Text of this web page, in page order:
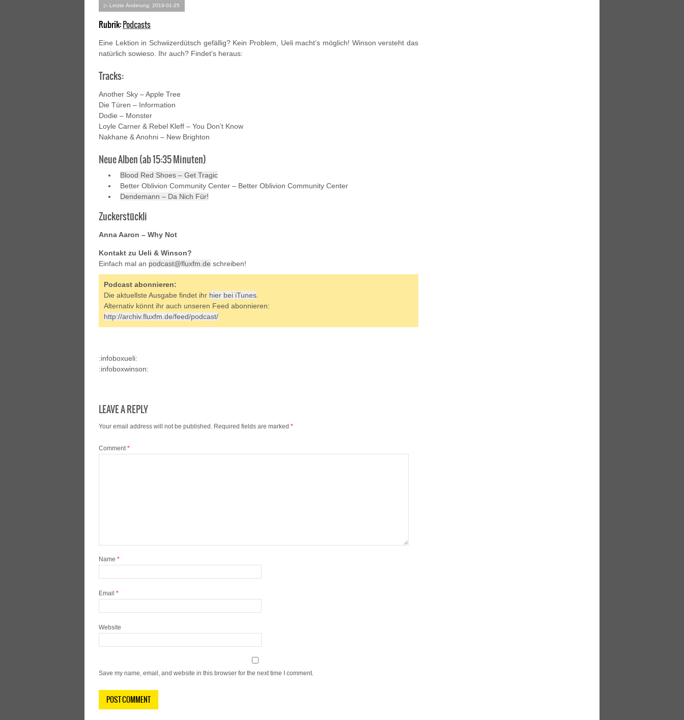
▷ Letzte Änderung: 2019-01-25
Rubrik:Podcasts
Eine Lektion in Schwiizerdütsch gefällig? Kein Problem, Ueli macht’s möglich! Winson versteht das
natürlich sowieso. Ihr auch? Findet’s heraus:
Tracks:
Another Sky – Apple Tree
Die Türen – Information
Dodie – Monster
Loyle Carner & Rebel Kleff – You Don’t Know
Nakhane & Anohni – New Brighton
Neue Alben (ab 15:35 Minuten)
Blood Red Shoes – Get Tragic
Better Oblivion Community Center – Better Oblivion Community Center
Dendemann – Da Nich Für!
Zuckerstückli
Anna Aaron – Why Not
Kontakt zu Ueli & Winson?
Einfach mal an podcast@fluxfm.de schreiben!
Podcast abonnieren:
Die aktuellste Ausgabe findet ihr hier bei iTunes
Alternativ könnt ihr auch unseren Feed abonnieren:
http://archiv.fluxfm.de/feed/podcast/
:infoboxueli:
:infoboxwinson:
LEAVE A REPLY
Your email address will not be published. Required fields are marked *
Comment*
Name *
Email *
Website
Save my name, email, and website in this browser for the next time I comment.